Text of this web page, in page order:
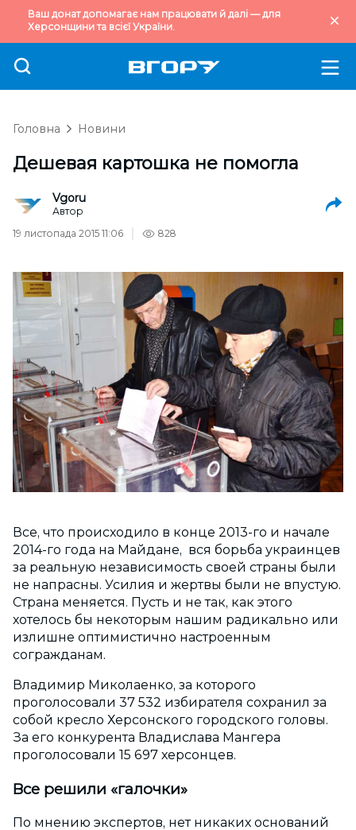
Ваш донат допомагає нам працювати й далі — для
Херсонщини та всієї України.
Головна Новини
Дешевая картошка не помогла
Vgoru
Автор
19 листопада 2015 11:06
828
Все, что происходило в конце 2013-го и начале
2014-го года на Майдане, вся борьба украинцев
за реальную независимость своей страны были
не напрасны. Усилия и жертвы были не впустую.
Страна меняется. Пусть и не так, как этого
хотелось бы некоторым нашим радикально или
излишне оптимистично настроенным
согражданам.
Владимир Миколаенко, за которого
проголосовали 37 532 избирателя сохранил за
собой кресло Херсонского городского головы.
За его конкурента Владислава Мангера
проголосовали 15 697 херсонцев.
Все решили «галочки»
По мнению экспертов, нет никаких оснований